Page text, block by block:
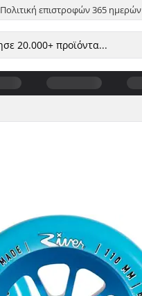
Πολιτική επιστροφών 365 ημερών